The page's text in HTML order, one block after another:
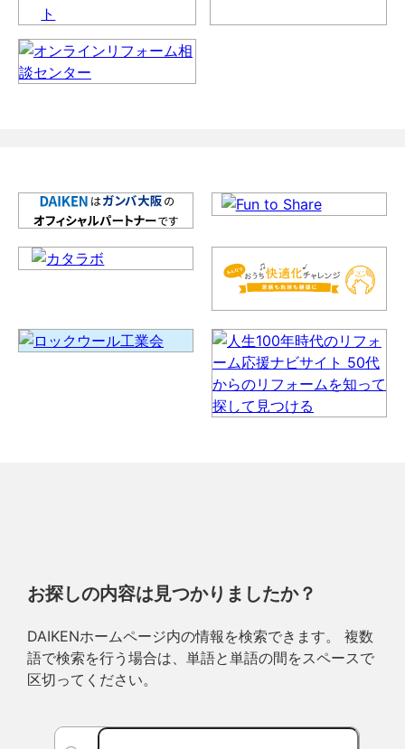
お探しの内容は見つかりましたか？
DAIKENホームページ内の情報を検索できます。 複数
語で検索を行う場合は、単語と単語の間をスペースで
区切ってください。